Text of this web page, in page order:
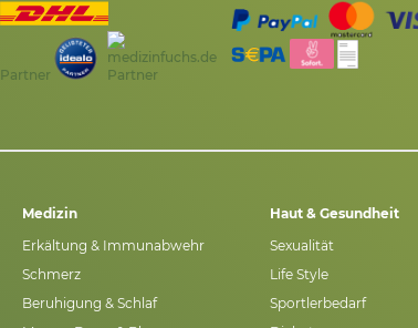
Partner
Medizin
Erkältung & Immunabwehr
Schmerz
Beruhigung & Schlaf
Haut & Gesundheit
Sexualität
Life Style
Sportlerbedarf